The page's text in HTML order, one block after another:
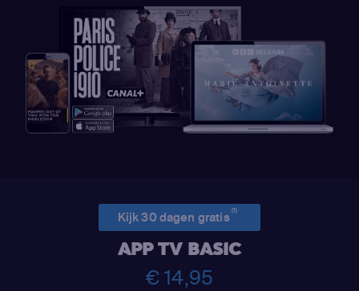
Kijk 30 dagen gratis(1)
APP TV BASIC
€ 14,95